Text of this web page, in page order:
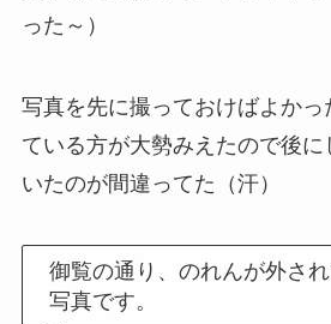
った～）
写真を先に撮っておけばよかっ
ている方が大勢みえたので後に
いたのが間違ってた（汗）
御覧の通り、のれんが外さ
写真です。